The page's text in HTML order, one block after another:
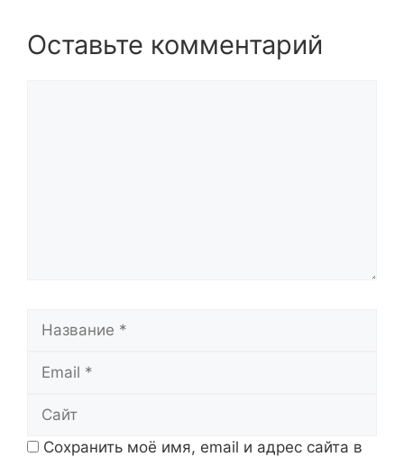
Оставьте комментарий
Название
Email
Сайт
Сохранить моё имя, email и адрес сайта в